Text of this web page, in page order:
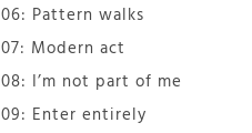
06: Pattern walks
07: Modern act
08: I’m not part of me
09: Enter entirely